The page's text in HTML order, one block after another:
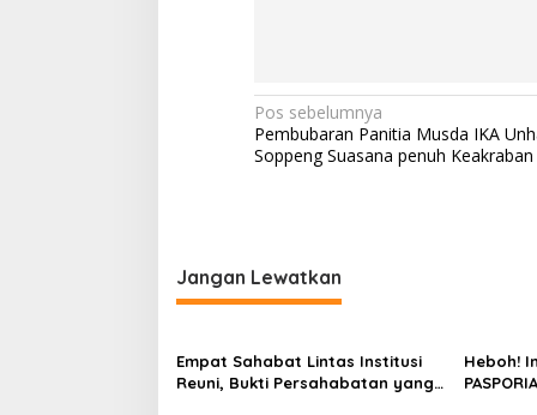
Navigasi
pos
Pos sebelumnya
Pembubaran Panitia Musda IKA
Soppeng Suasana penuh Keakraban
Jangan Lewatkan
Empat Sahabat Lintas Institusi
Reuni, Bukti Persahabatan yang
Heboh!